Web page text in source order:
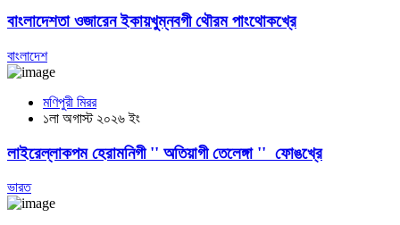
বাংলাদেশতা ওজারেন ইকায়খুম্নবগী থৌরম পাংথোকখ্রে
বাংলাদেশ
মণিপুরী মিরর
১লা অগাস্ট ২০২৬ ইং
লাইরেল্লাকপম হেরামনিগী '' অতিয়াগী তেলেঙ্গা '' ফোঙখ্রে
ভারত